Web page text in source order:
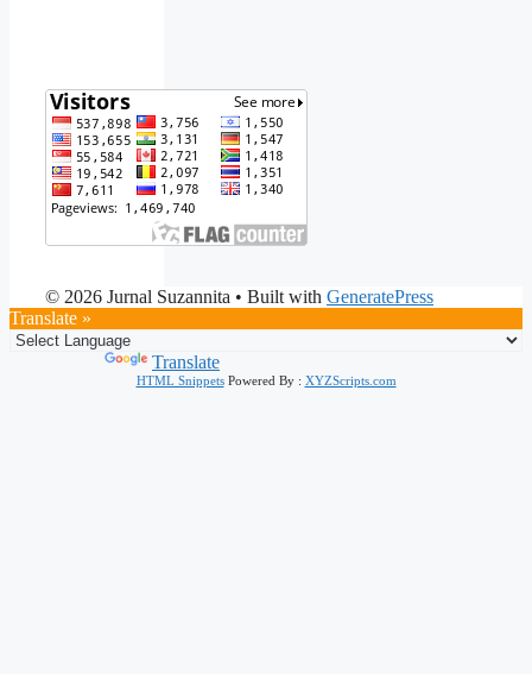
© 2026 Jurnal Suzannita • Built with GeneratePress
Translate »
Translate
HTML SnippetsPowered By : XYZScripts.com